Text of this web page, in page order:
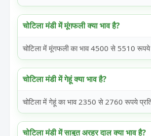
चोटिला मंडी में मूंगफली क्या भाव है?
चोटिला में मूंगफली का भाव 4500 से 5510
चोटिला मंडी में गेहूं क्या भाव है?
चोटिला में गेहूं का भाव 2350 से 2760 रूपये
चोटिला मंडी में साबुत अरहर दाल क्या भाव है?